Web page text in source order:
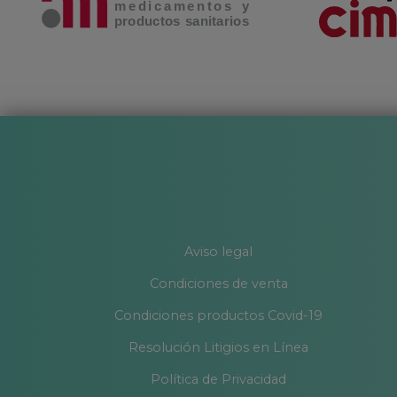
Aviso legal
Condiciones de venta
Condiciones productos Covid-19
Resolución Litigios en Línea
Política de Privacidad